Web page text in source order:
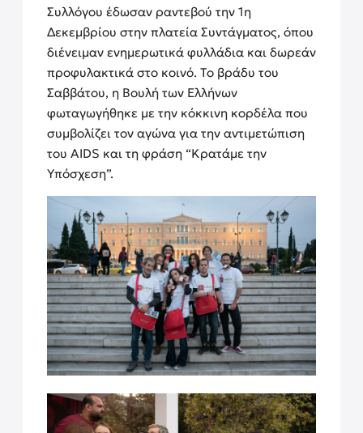
Συλλόγου έδωσαν ραντεβού την 1η
Δεκεμβρίου στην πλατεία Συντάγματος, όπου
διένειμαν ενημερωτικά φυλλάδια και δωρεάν
προφυλακτικά στο κοινό. Το βράδυ του
Σαββάτου, η Βουλή των Ελλήνων
φωταγωγήθηκε με την κόκκινη κορδέλα που
συμβολίζει τον αγώνα για την αντιμετώπιση
του AIDS και τη φράση “Κρατάμε την
Υπόσχεση”.